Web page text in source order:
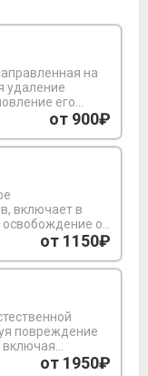
на
удаление
его
материала.
от 900₽
включает в
от
дезинфекции
от 2 до 3
от 1150₽
включая
от 1950₽